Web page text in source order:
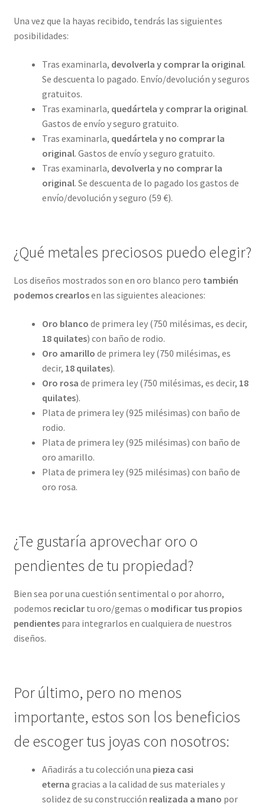
Una vez que la hayas recibido, tendrás las siguientes
posibilidades:
Tras examinarla, devolverla y comprar la original.
Se descuenta lo pagado. Envío/devolución y seguros
gratuitos.
Tras examinarla, quedártela y comprar la original.
Gastos de envío y seguro gratuito.
Tras examinarla, quedártela y no comprar la
original. Gastos de envío y seguro gratuito.
Tras examinarla, devolverla y no comprar la
original. Se descuenta de lo pagado los gastos de
envío/devolución y seguro (59 €).
¿Qué metales preciosos puedo elegir?
Los diseños mostrados son en oro blanco pero también
podemos crearlosen las siguientes aleaciones:
Oro blanco de primera ley (750 milésimas, es decir,
18 quilates) con baño de rodio.
Oro amarillo de primera ley (750 milésimas, es
decir, 18 quilates).
Oro rosa de primera ley (750 milésimas, es decir, 18
quilates).
Plata de primera ley (925 milésimas) con baño de
rodio.
Plata de primera ley (925 milésimas) con baño de
oro amarillo.
Plata de primera ley (925 milésimas) con baño de
oro rosa.
¿Te gustaría aprovechar oro o
pendientes de tu propiedad?
Bien sea por una cuestión sentimental o por ahorro,
podemos reciclartu oro/gemas o modificar tus propios
pendientespara integrarlos en cualquiera de nuestros
diseños.
Por último, pero no menos
importante, estos son los beneficios
de escoger tus joyas con nosotros:
Añadirás a tu colección una pieza casi
eterna gracias a la calidad de sus materiales y
solidez de su construcción realizada a mano por